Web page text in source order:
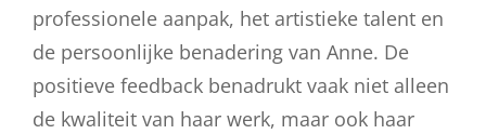
professionele aanpak, het artistieke talent en
de persoonlijke benadering van Anne. De
positieve feedback benadrukt vaak niet alleen
de kwaliteit van haar werk, maar ook haar